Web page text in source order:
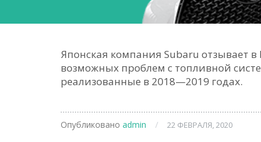
Японская компания Subaru отзывает в
возможных проблем с топливной
реализованные в 2018—2019 годах.
Опубликовано admin / 22 ФЕВРАЛЯ, 2020